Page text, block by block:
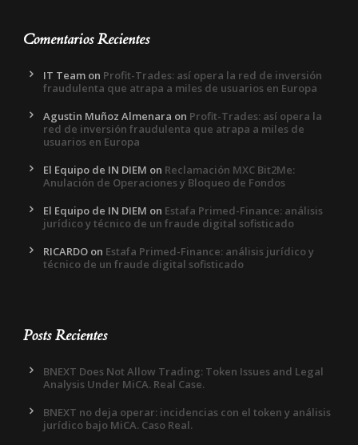
Comentarios Recientes
IT Team on Profit-Trades: así opera la red de inversión
fraudulenta que atrapa a miles de usuarios en Europa
Agustin Muñoz Almenara on Profit-Trades: así opera la
red de inversión fraudulenta que atrapa a miles de
usuarios en Europa
El Equipo de IN DIEM on Reclamación MXC Bit2Me:
Anulación de Operaciones y Bloqueo de Fondos
El Equipo de IN DIEM on Estafa Primed-Finance: análisis
jurídico y técnico de un fraude digital sofisticado
RICARDO on Estafa Primed-Finance: análisis jurídico y
técnico de un fraude digital sofisticado
Posts Recientes
BNEXT Does Not Allow Trading: Token Issues and Legal
Analysis Under MiCA. Real Case.
BNEXT no deja operar: incidencias con el token y análisis
jurídico bajo MiCA. Caso Real.